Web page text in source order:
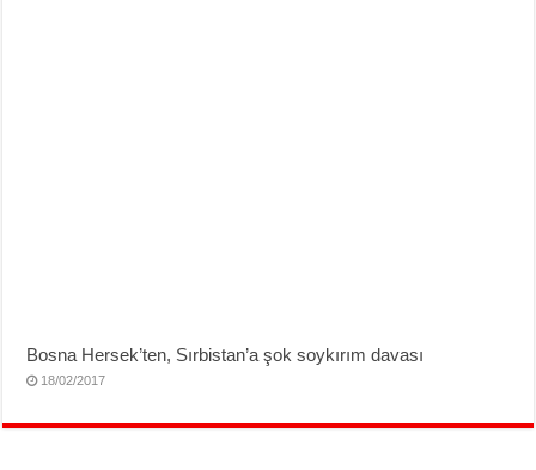
Bosna Hersek’ten, Sırbistan’a şok soykırım davası
18/02/2017